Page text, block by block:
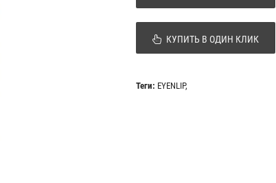
КУПИТЬ В ОДИН КЛИК
Теги: EYENLIP,